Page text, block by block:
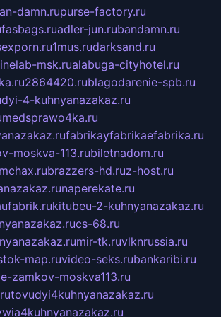
damn.rupurse-factory.ru
fasbags.ruadler-jun.rubandamn.ru
1mus.rudarksand.ru
msk.rualabuga-cityhotel.ru
2864420.rublagodarenie-spb.ru
4-kuhnyanazakaz.ru
medsprawo4ka.ru
fabrikayfabrikaefabrika.ru
moskva-113.rubiletnadom.ru
brazzers-hd.ruz-host.ru
naperekate.ru
kitubeu-2-kuhnyanazakaz.ru
cs-68.ru
mir-tk.ruvlknrussia.ru
map.ruvideo-seks.rubankaribi.ru
zamkov-moskva113.ru
tovudyi4kuhnyanazakaz.ru